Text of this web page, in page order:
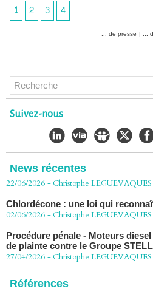
1
2 3 4
... de presse | ...
Suivez-nous
News récentes
Chlordécone : un non-lieu
vers la Cour de cassation
30/06/2026 -Christophe LEGUEVAQUES
CHLORDÉCONE Déclaration de
LÈGUEVAQUES (CLE), avocat
décision de confirmation du non-
22/06/2026 -Christophe LEGUEVAQUES
02/06/2026 -Christophe LEGUEVAQUES
de plainte contre le Groupe
27/04/2026 -Christophe LEGUEVAQUES
Péage autoroute : tout savoir (ou
collective ouverte le 2 avril
07/04/2026 -Christophe LEGUEVAQUES
Références